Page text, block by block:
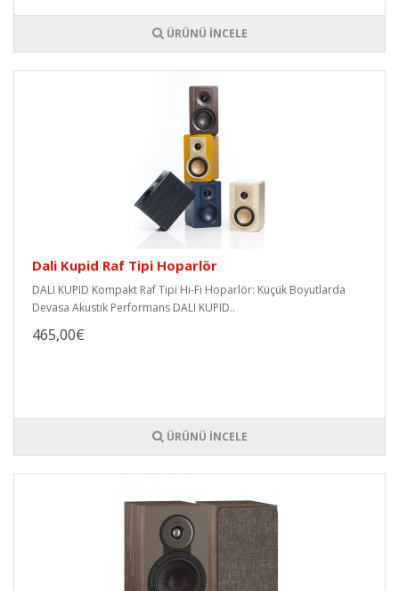
ÜRÜNÜ İNCELE
Dali Kupid Raf Tipi Hoparlör
DALI KUPID Kompakt Raf Tipi Hi-Fi Hoparlör: Küçük Boyutlarda
Devasa Akustik Performans DALI KUPID..
465,00€
ÜRÜNÜ İNCELE